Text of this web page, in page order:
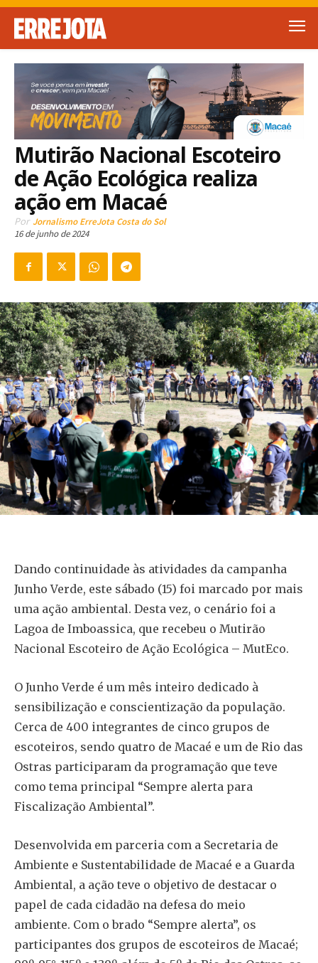
Mutirão Nacional Escoteiro
de Ação Ecológica realiza
ação em Macaé
Por Jornalismo ErreJota Costa do Sol
16 de junho de 2024
Dando continuidade às atividades da campanha
Junho Verde, este sábado (15) foi marcado por mais
uma ação ambiental. Desta vez, o cenário foi a
Lagoa de Imboassica, que recebeu o Mutirão
Nacional Escoteiro de Ação Ecológica – MutEco.
O Junho Verde é um mês inteiro dedicado à
sensibilização e conscientização da população.
Cerca de 400 integrantes de cinco grupos de
escoteiros, sendo quatro de Macaé e um de Rio das
Ostras participaram da programação que teve
como tema principal “Sempre alerta para
Fiscalização Ambiental”.
Desenvolvida em parceria com a Secretaria de
Ambiente e Sustentabilidade de Macaé e a Guarda
Ambiental, a ação teve o objetivo de destacar o
papel de cada cidadão na defesa do meio
ambiente. Com o brado “Sempre alerta”, os
participantes dos grupos de escoteiros de Macaé;